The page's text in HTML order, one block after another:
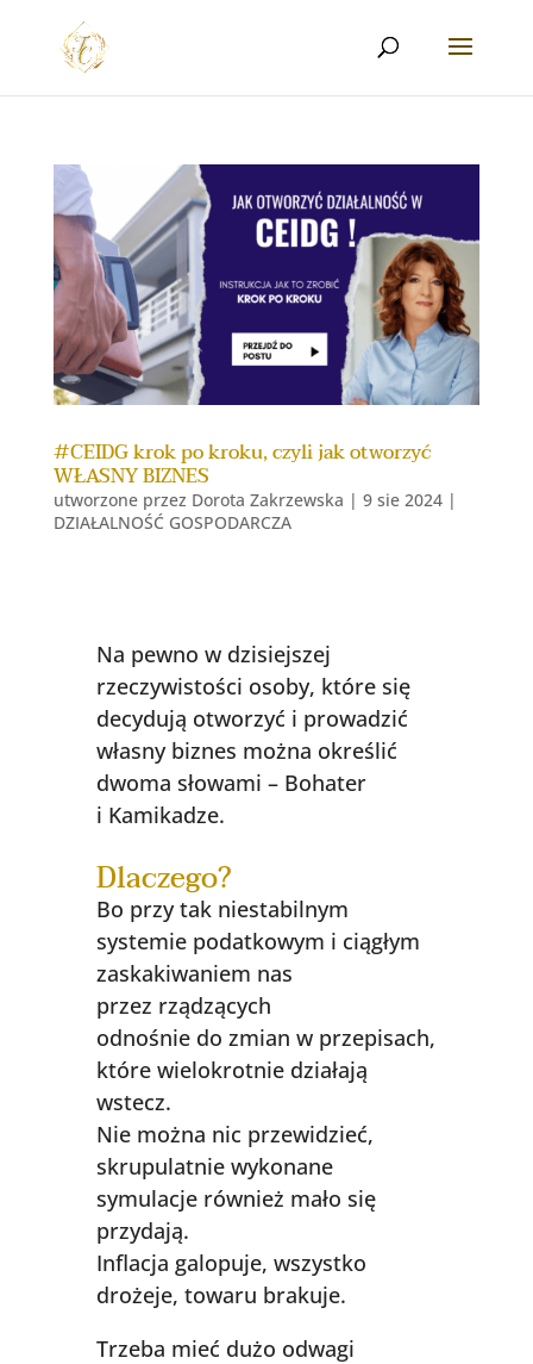
#CEIDG krok po kroku, czyli jak otworzyć
WŁASNY BIZNES
utworzone przez Dorota Zakrzewska | 9 sie 2024|
DZIAŁALNOŚĆ GOSPODARCZA
Na pewno w dzisiejszej
rzeczywistości osoby, które się
decydują otworzyć i prowadzić
własny biznes można określić
dwoma słowami – Bohater
i Kamikadze.
Dlaczego?
Bo przy tak niestabilnym
systemie podatkowym i ciągłym
zaskakiwaniem nas
przez rządzących
odnośnie do zmian w przepisach,
które wielokrotnie działają
wstecz.
Nie można nic przewidzieć,
skrupulatnie wykonane
symulacje również mało się
przydają.
Inflacja galopuje, wszystko
drożeje, towaru brakuje.
Trzeba mieć dużo odwagi